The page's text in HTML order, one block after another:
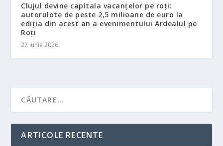
Clujul devine capitala vacanțelor pe roți:
autorulote de peste 2,5 milioane de euro la
ediția din acest an a evenimentului Ardealul pe
Roți
27 iunie 2026
ARTICOLE RECENTE